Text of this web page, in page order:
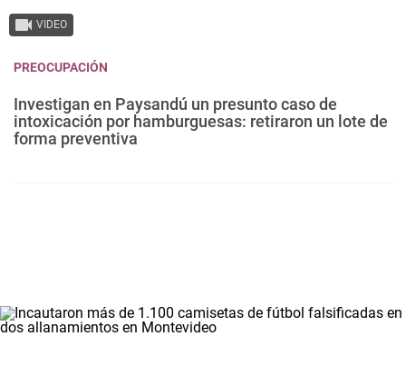
VIDEO
PREOCUPACIÓN
Investigan en Paysandú un presunto caso de
intoxicación por hamburguesas: retiraron un lote de
forma preventiva